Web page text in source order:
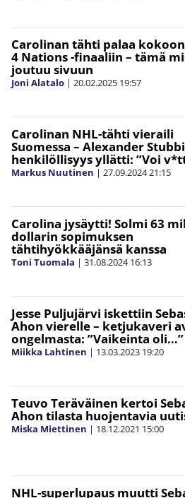
Carolinan tähti palaa
4 Nations -finaaliin – tämä
joutuu sivuun
Joni Alatalo | 20.02.2025 19:57
Carolinan NHL-tähti vieraili
Suomessa – Alexander
henkilöllisyys yllätti: ”Voi
Markus Nuutinen | 27.09.202421:15
Carolina jysäytti! Solmi 63
dollarin sopimuksen
tähtihyökkääjänsä kanssa
Toni Tuomala | 31.08.2024 16:13
Jesse Puljujärvi iskettiin
Ahon vierelle – ketjukaveri
ongelmasta: ”Vaikeinta oli…”
Miikka Lahtinen | 13.03.2023 19:20
Teuvo Teräväinen kertoi
Ahon tilasta huojentavia
Miska Miettinen | 18.12.2021 15:00
NHL-superlupaus muutti